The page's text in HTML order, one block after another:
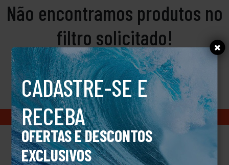
CADASTRE-SE E
RECEBA
OFERTAS E DESCONTOS
EXCLUSIVOS
Não encontramos produtos no
filtro solicitado!
Copyright © 2018 www.wavesshop.com.br - Todos os direitos reservados